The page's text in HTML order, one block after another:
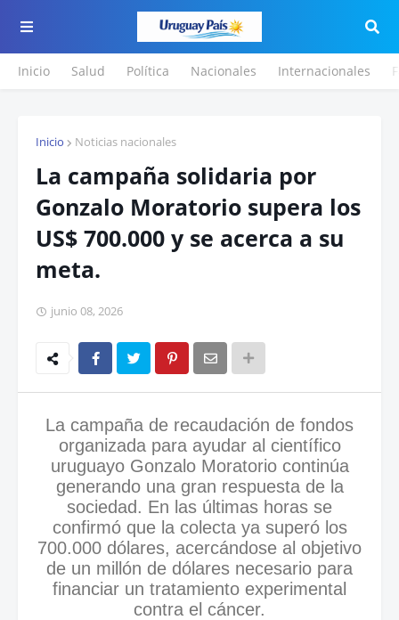
Inicio Salud Política Nacionales Internacionales
Inicio Noticias nacionales
La campaña solidaria por
Gonzalo Moratorio supera los
US$ 700.000 y se acerca a su
meta.
junio 08, 2026
La campaña de recaudación de fondos
organizada para ayudar al científico
uruguayo Gonzalo Moratorio continúa
generando una gran respuesta de la
sociedad. En las últimas horas se
confirmó que la colecta ya superó los
700.000 dólares, acercándose al objetivo
de un millón de dólares necesario para
financiar un tratamiento experimental
contra el cáncer.